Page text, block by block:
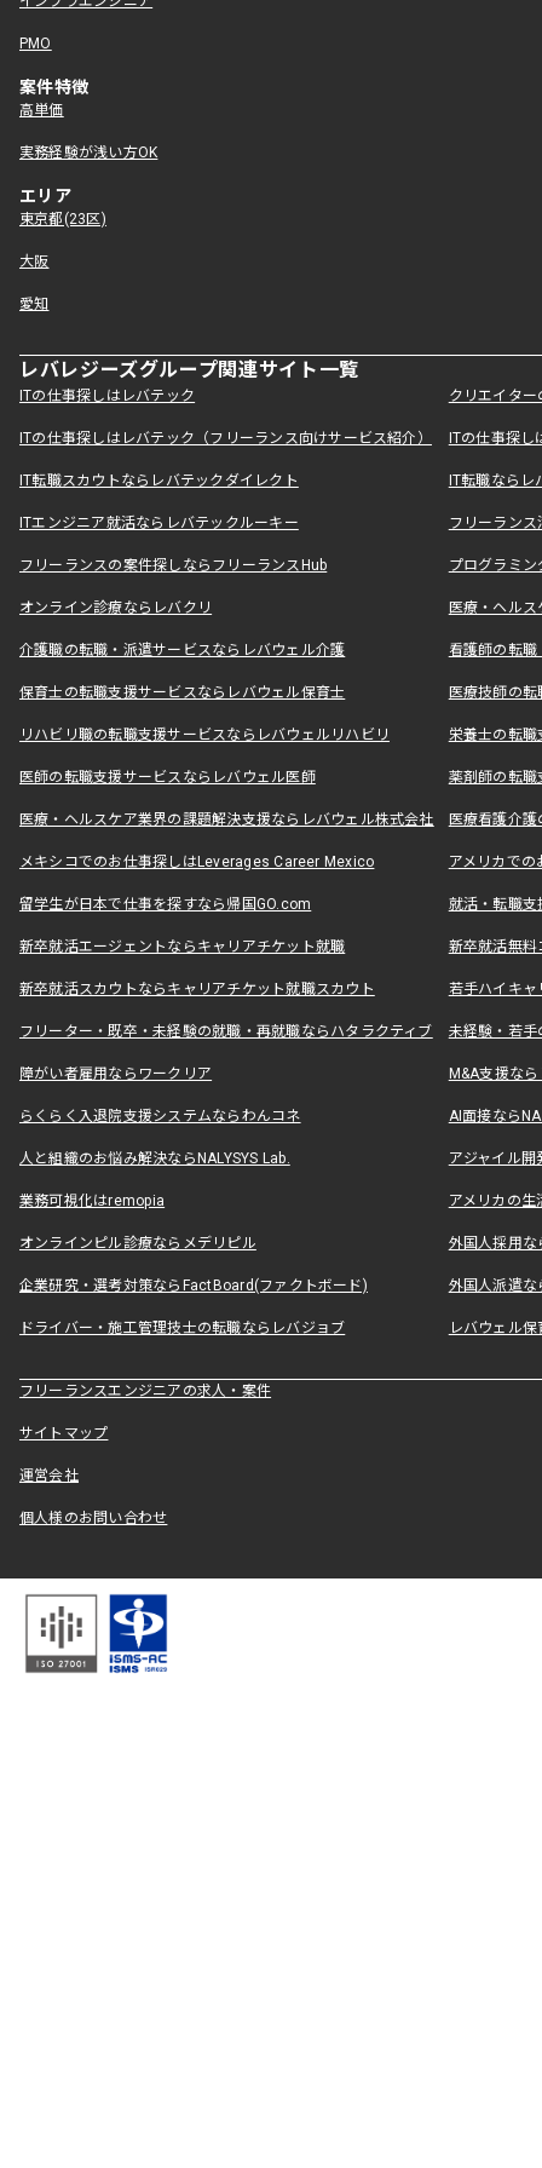
PMO
案件特徴
高単価
実務経験が浅い方OK
エリア
東京都(23区)
大阪
愛知
レバレジーズグループ関連サイト一覧
ITの仕事探しはレバテック クリエイタ
ITの仕事探しはレバテック（フリーランス向けサービス紹介） ITの仕事探
IT転職スカウトならレバテックダイレクト IT転職なら
ITエンジニア就活ならレバテックルーキー フリーラン
フリーランスの案件探しならフリーランスHub プログラミ
オンライン診療ならレバクリ 医療・ヘル
介護職の転職・派遣サービスならレバウェル介護 看護師の転
保育士の転職支援サービスならレバウェル保育士 医療技師の
リハビリ職の転職支援サービスならレバウェルリハビリ 栄養士の転
医師の転職支援サービスならレバウェル医師 薬剤師の転
医療・ヘルスケア業界の課題解決支援ならレバウェル株式会社 医療看護介
メキシコでのお仕事探しはLeverages Career Mexico アメリカで
留学生が日本で仕事を探すなら帰国GO.com 就活・転職
新卒就活エージェントならキャリアチケット就職 新卒就活無料
新卒就活スカウトならキャリアチケット就職スカウト 若手ハイキ
フリーター・既卒・未経験の就職・再就職ならハタラクティブ 未経験・若手
障がい者雇用ならワークリア M&A支援な
らくらく入退院支援システムならわんコネ AI面接なら
人と組織のお悩み解決ならNALYSYS Lab. アジャイル
業務可視化はremopia アメリカの
オンラインピル診療ならメデリピル 外国人採用
企業研究・選考対策ならFactBoard(ファクトボード) 外国人派遣な
ドライバー・施工管理技士の転職ならレバジョブ レバウェル
フリーランスエンジニアの求人・案件
サイトマップ
運営会社
個人様のお問い合わせ